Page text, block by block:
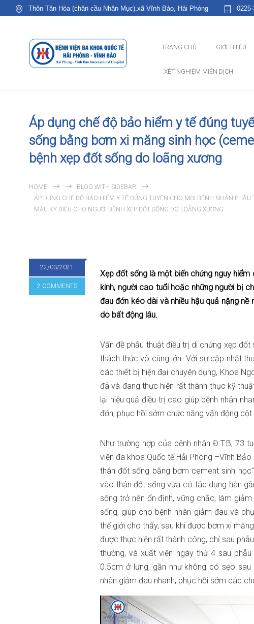
Thôn Tân Hòa (chân cầu Nhân Mục),xã Vĩnh Bảo, Hải Phòng
TRANG CHỦ GIỚI THIỆU
XÉT NGHIỆM MIỄN DỊCH
Áp dụng chế độ bảo hiểm y tế đúng
sống bằng bơm xi măng sinh học
bệnh xẹp đốt sống do loãng xương
HOME
BLOG WITH SIDEBAR
ÁP DỤNG CHẾ ĐỘ BẢO HIỂM Y TẾ ĐÚNG TUYẾN CHO MỌI BỆNH NHÂN
MÀU KỲ DIỆU CHO NGƯỜI BỆNH XẸP ĐỐT SỐNG DO LOÃNG XƯƠNG
22/03/2021
2 COMMENTS
Xẹp đốt sống là một biến chứng nguy
kinh, người cao tuổi hoặc những người bị
đau đớn kéo dài và nhiều hậu quả nặng
do bất động lâu.
Vấn đề phẫu thuật điều trị di chứng xẹp
thách thức vô cùng lớn. Với sự cập nhật
các thiết bị hiện đại chuyên dụng, Khoa
đã và đang thực hiện rất thành thục kỹ
lại hiệu quả điều trị cao giúp bệnh nhân
đớn, phục hồi sớm chức năng vận động
Như trường hợp của bệnh nhân Đ.T.B, 73
viện đa khoa Quốc tế Hải Phòng –Vĩnh
thân đốt sống bằng bơm cement sinh
vào thân đốt sống vừa có tác dụng hàn
sống trở nên ổn định, vững chắc, làm
sống, giúp cho bệnh nhân giảm đau và
thế giới cho thấy, sau khi được bơm xi
được thực hiện rất thành công, chỉ sau
thường, và xuất viện ngày thứ 4 sau
0.5cm ở lưng, gần như không có sẹo
nhân giảm đau nhanh, phục hồi sớm các